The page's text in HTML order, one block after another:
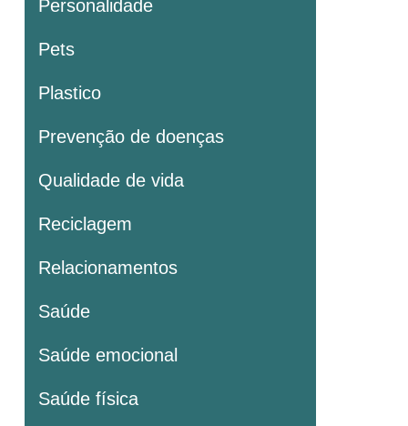
Personalidade
Pets
Plastico
Prevenção de doenças
Qualidade de vida
Reciclagem
Relacionamentos
Saúde
Saúde emocional
Saúde física